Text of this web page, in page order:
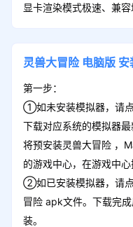
显卡渲染模式极速、兼
灵兽大冒险 电脑版 安
第一步：
①如未安装模拟器，请点
下载对应系统的模拟器
将预安装灵兽大冒险 ，
的游戏中心，在游戏中心
②如已安装模拟器，请点
冒险 apk文件。下载完
装。